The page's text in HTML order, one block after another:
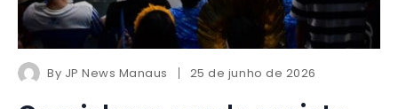
By JP News Manaus 25 de junho de 2026